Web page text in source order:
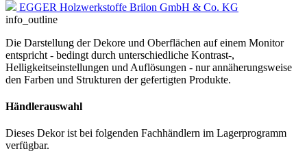
EGGER Holzwerkstoffe Brilon GmbH & Co. KG
info_outline
Die Darstellung der Dekore und Oberflächen auf einem Monitor
entspricht - bedingt durch unterschiedliche Kontrast-,
Helligkeitseinstellungen und Auflösungen - nur annäherungsweise
den Farben und Strukturen der gefertigten Produkte.
Händlerauswahl
Dieses Dekor ist bei folgenden Fachhändlern im Lagerprogramm
verfügbar.